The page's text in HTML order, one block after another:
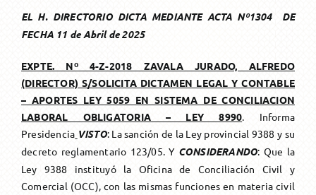
Memoria y Balance
Puntaje
Beneficios
Maternidad
Fallecimiento
Incapacidad Temporal
Asistencia Médica
OSEP
Servicios
Capacitaciones
Descuentos y Beneficios Comerciales
BENEFICIARIOS
Jubilaciones
Ordinaria
Invalidez
Pensiones
De un Activo
Beneficio Especial Art. 59
AYUDA
Atencion On-Line
FAQ
AGENDA
SERVICIOS
EL H. DIRECTORIO DICTA MEDIANTE ACTA Nº1304 DE
FECHA 11 de Abril de 2025
EXPTE. Nº 4-Z-2018 ZAVALA JURADO, ALFREDO
(DIRECTOR) S/SOLICITA DICTAMEN LEGAL Y CONTABLE
– APORTES LEY 5059 EN SISTEMA DE CONCILIACION
LABORAL OBLIGATORIA – LEY 8990 . Informa
Presidencia VISTO: La sanción de la Ley provincial 9388 y su
decreto reglamentario 123/05. Y CONSIDERANDO: Que la
Ley 9388 instituyó la Oficina de Conciliación Civil y
Comercial (OCC), con las mismas funciones en materia civil